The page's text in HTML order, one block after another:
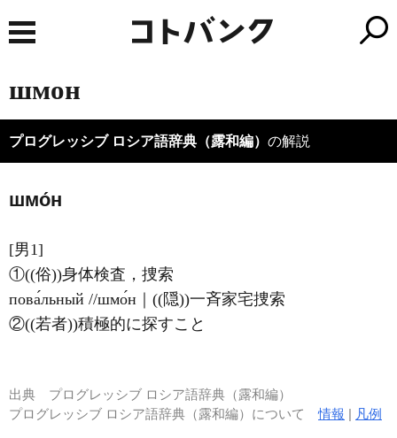
шмон
プログレッシブ ロシア語辞典（露和編） の解説
шмо́н
[男1]
①((俗))身体検査，捜索
пова́льный //шмо́н｜((隠))一斉家宅捜索
②((若者))積極的に探すこと
出典 プログレッシブ ロシア語辞典（露和編）
プログレッシブ ロシア語辞典（露和編）について情報 | 凡例